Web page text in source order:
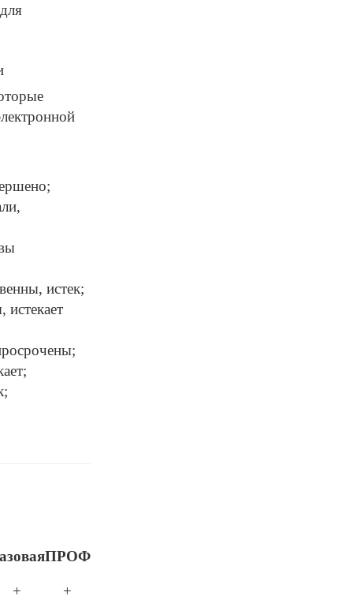
истек;
истекает
ПРОФ
+ +